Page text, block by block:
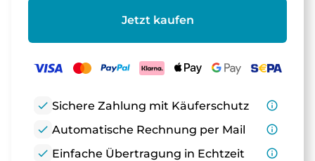
Jetzt kaufen
check Sichere Zahlung mit Käuferschutz
info_outline
check Automatische Rechnung per Mail
info_outline
check Einfache Übertragung in Echtzeit info_outline